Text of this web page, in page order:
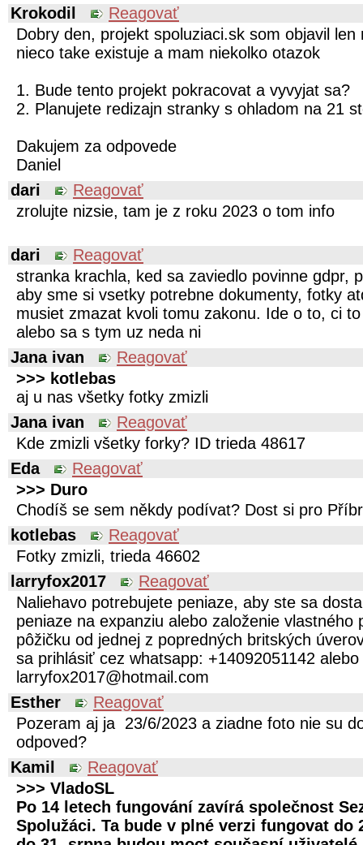
Krokodil
Reagovať
Dobry den, projekt spoluziaci.sk som objavil
nieco take existuje a mam niekolko otazok
1. Bude tento projekt pokracovat a vyvyjat sa?
2. Planujete redizajn stranky s ohladom na 21
Dakujem za odpovede
Daniel
dari
Reagovať
zrolujte nizsie, tam je z roku 2023 o tom info
dari
Reagovať
stranka krachla, ked sa zaviedlo povinne gdpr,
aby sme si vsetky potrebne dokumenty, fotky
musiet zmazat kvoli tomu zakonu. Ide o to, ci
alebo sa s tym uz neda ni
Jana ivan
Reagovať
>>> kotlebas
aj u nas všetky fotky zmizli
Jana ivan
Reagovať
Kde zmizli všetky forky? ID trieda 48617
Eda
Reagovať
>>> Duro
Chodíš se sem někdy podívat? Dost si pro
kotlebas
Reagovať
Fotky zmizli, trieda 46602
larryfox2017
Reagovať
Naliehavo potrebujete peniaze, aby ste sa
peniaze na expanziu alebo založenie vlastného
pôžičku od jednej z popredných britských
sa prihlásiť cez whatsapp: +14092051142
larryfox2017@hotmail.com
Esther
Reagovať
Pozeram aj ja 23/6/2023 a ziadne foto nie su
odpoved?
Kamil
Reagovať
>>> VladoSL
Po 14 letech fungování zavírá společnost
Spolužáci. Ta bude v plné verzi fungovat do